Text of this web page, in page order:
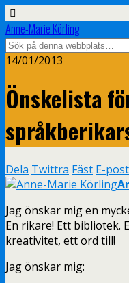
Anne-Marie Körling
14/01/2013
Önskelista
Dela Twittra Fäst E-post
Jag önskar mig en
En rikare! Ett bibliotek.
kreativitet, ett ord till!
Jag önskar mig: